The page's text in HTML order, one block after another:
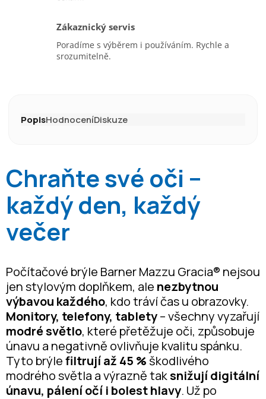
Zákaznický servis
Poradíme s výběrem i používáním. Rychle a
srozumitelně.
PopisHodnoceníDiskuze
Chraňte své oči –
každý den, každý
večer
Počítačové brýle Barner Mazzu Gracia® nejsou
jen stylovým doplňkem, ale nezbytnou
výbavou každého, kdo tráví čas u obrazovky.
Monitory, telefony, tablety– všechny vyzařují
modré světlo, které přetěžuje oči, způsobuje
únavu a negativně ovlivňuje kvalitu spánku.
Tyto brýlefiltrují až 45 % škodlivého
modrého světla a výrazně taksnižují digitální
únavu, pálení očí i bolest hlavy. Už po